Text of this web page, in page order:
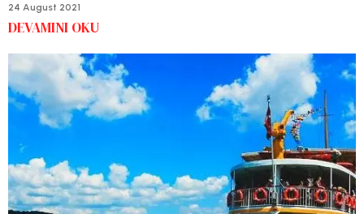
24 August 2021
DEVAMINI OKU